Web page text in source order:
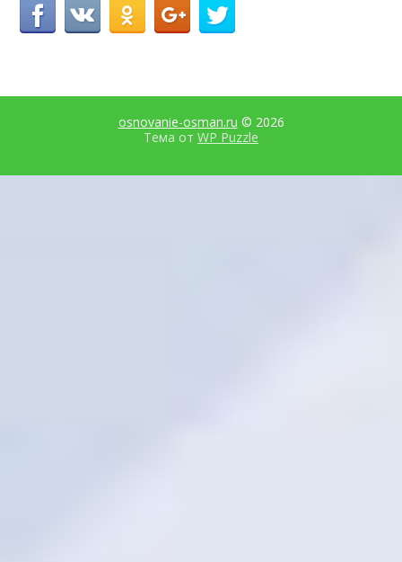
osnovanie-osman.ru © 2026
Тема от WP Puzzle